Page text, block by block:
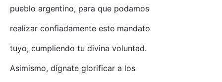
pueblo argentino, para que podamos
realizar confiadamente este mandato
tuyo, cumpliendo tu divina voluntad.
Asimismo, dígnate glorificar a los